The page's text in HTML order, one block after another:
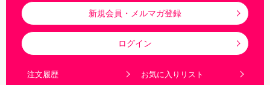
新規会員・メルマガ登録
ログイン
注文履歴 お気に入りリスト